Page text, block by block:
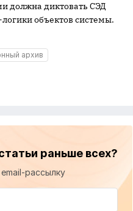
должна диктовать СЭД
объектов системы.
архив
раньше всех?
рассылку